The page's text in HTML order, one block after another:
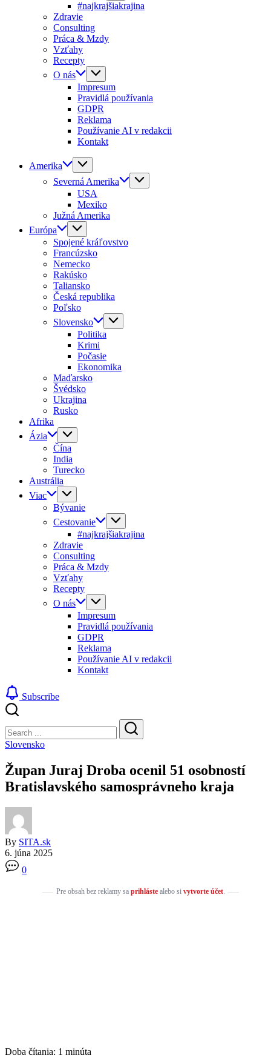
#najkrajšiakrajina
Zdravie
Consulting
Práca & Mzdy
Vzťahy
Recepty
O nás
Impresum
Pravidlá používania
GDPR
Reklama
Používanie AI v redakcii
Kontakt
Amerika
Severná Amerika
USA
Mexiko
Južná Amerika
Európa
Spojené kráľovstvo
Francúzsko
Nemecko
Rakúsko
Taliansko
Česká republika
Poľsko
Slovensko
Politika
Krimi
Počasie
Ekonomika
Maďarsko
Švédsko
Ukrajina
Rusko
Afrika
Ázia
Čína
India
Turecko
Austrália
Viac
Bývanie
Cestovanie
#najkrajšiakrajina
Zdravie
Consulting
Práca & Mzdy
Vzťahy
Recepty
O nás
Impresum
Pravidlá používania
GDPR
Reklama
Používanie AI v redakcii
Kontakt
Subscribe
Search
Search
Slovensko
Župan Juraj Droba ocenil 51 osobností
Bratislavského samosprávneho kraja
By SITA.sk
6. júna 2025
0
Pre obsah bez reklamy sa prihlástealebo si vytvorte účet.
Doba čítania: 1 minúta